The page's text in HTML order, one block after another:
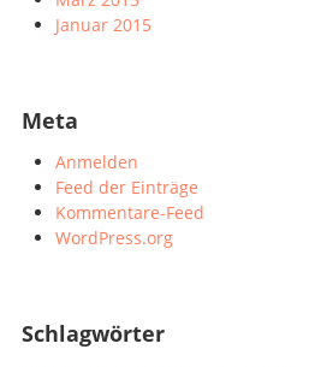
Januar 2015
Meta
Anmelden
Feed der Einträge
Kommentare-Feed
WordPress.org
Schlagwörter